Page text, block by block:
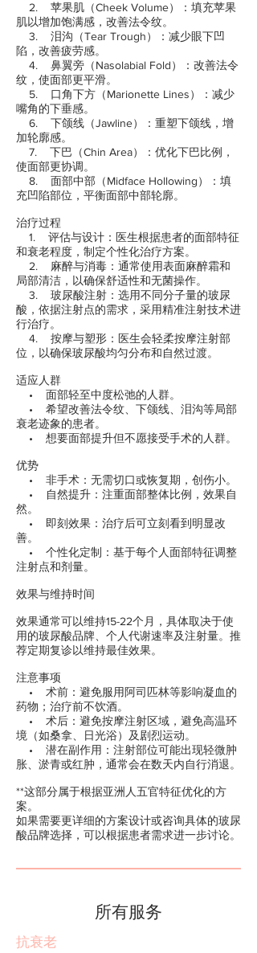
2. 苹果肌（Cheek Volume）：填充苹果
肌以增加饱满感，改善法令纹。
3. 泪沟（Tear Trough）：减少眼下凹
陷，改善疲劳感。
4. 鼻翼旁（Nasolabial Fold）：改善法令
纹，使面部更平滑。
5. 口角下方（Marionette Lines）：减少
嘴角的下垂感。
6. 下颌线（Jawline）：重塑下颌线，增
加轮廓感。
7. 下巴（Chin Area）：优化下巴比例，
使面部更协调。
8. 面部中部（Midface Hollowing）：填
充凹陷部位，平衡面部中部轮廓。
治疗过程
1. 评估与设计：医生根据患者的面部特征
和衰老程度，制定个性化治疗方案。
2. 麻醉与消毒：通常使用表面麻醉霜和
局部清洁，以确保舒适性和无菌操作。
3. 玻尿酸注射：选用不同分子量的玻尿
酸，依据注射点的需求，采用精准注射技术进
行治疗。
4. 按摩与塑形：医生会轻柔按摩注射部
位，以确保玻尿酸均匀分布和自然过渡。
适应人群
• 面部轻至中度松弛的人群。
• 希望改善法令纹、下颌线、泪沟等局部
衰老迹象的患者。
• 想要面部提升但不愿接受手术的人群。
优势
• 非手术：无需切口或恢复期，创伤小。
• 自然提升：注重面部整体比例，效果自
然。
• 即刻效果：治疗后可立刻看到明显改
善。
• 个性化定制：基于每个人面部特征调整
注射点和剂量。
效果与维持时间
效果通常可以维持15-22个月，具体取决于使
用的玻尿酸品牌、个人代谢速率及注射量。推
荐定期复诊以维持最佳效果。
注意事项
• 术前：避免服用阿司匹林等影响凝血的
药物；治疗前不饮酒。
• 术后：避免按摩注射区域，避免高温环
境（如桑拿、日光浴）及剧烈运动。
• 潜在副作用：注射部位可能出现轻微肿
胀、淤青或红肿，通常会在数天内自行消退。
**这部分属于根据亚洲人五官特征优化的方
案。
如果需要更详细的方案设计或咨询具体的玻尿
酸品牌选择，可以根据患者需求进一步讨论。
所有服务
抗衰老